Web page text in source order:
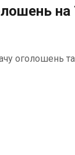
на
оголошень та